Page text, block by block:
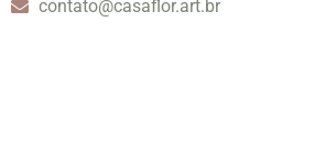
contato@casaflor.art.br